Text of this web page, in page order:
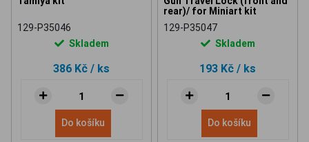
129-P35046
Skladem
386 Kč / ks
Do košíku
rear)/ for Miniart kit
129-P35047
Skladem
193 Kč / ks
Do košíku